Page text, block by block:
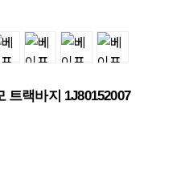
트랙바지 1J80152007